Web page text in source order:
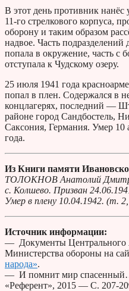
В этот день противник нанёс
11-го стрелкового корпуса,
оборону и таким образом
надвое. Часть подразделений
попала в окружение, часть с
отступала к Чудскому озеру.
25 июля 1941 года
попал в плен. Содержался в
концлагерях, последний —
районе город Сандбостель,
Саксония, Германия. Умер 10
года.
Из Книги памяти
ТОЛОКНОВ Анатолий
с. Колшево. Призван
Умер в плену 10.04.1942. (т.
Источник информации:
— Документы Центрального
Министерства обороны на
народа».
— И помнит мир
«Референт», 2015 — С. 207-